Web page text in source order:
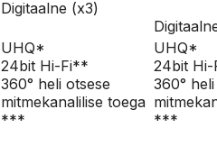
Digitaalne (x3)
UHQ*
24bit Hi-Fi**
360° heli otsese
mitmekanalilise toega
***
UHQ*
24bit
360°
***